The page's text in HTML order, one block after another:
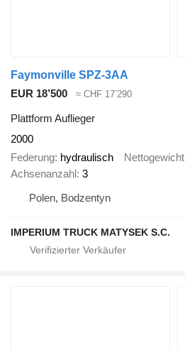
Faymonville SPZ-3AA
EUR 18’500
≈ CHF 17’290
Plattform Auflieger
2000
Federung hydraulisch Nettogewicht
Achsenanzahl 3
Polen, Bodzentyn
IMPERIUM TRUCK MATYSEK S.C.